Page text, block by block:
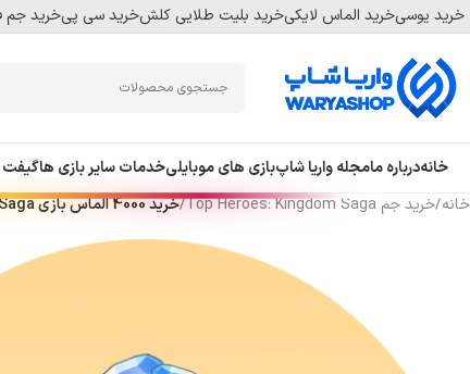
Skip
navigation
Skip
main
content
خرید یوسیخرید الماس لایکیخرید بلیت طلایی کلشخرید سی پیخرید جم
خانهدرباره مامجله واریا شاپبازی های موبایلیخدمات سایر بازی هاگیفت
خانه/خرید جم Top Heroes: Kingdom Saga /خرید 4000 الماس بازی Top Heroes Kingdom Saga